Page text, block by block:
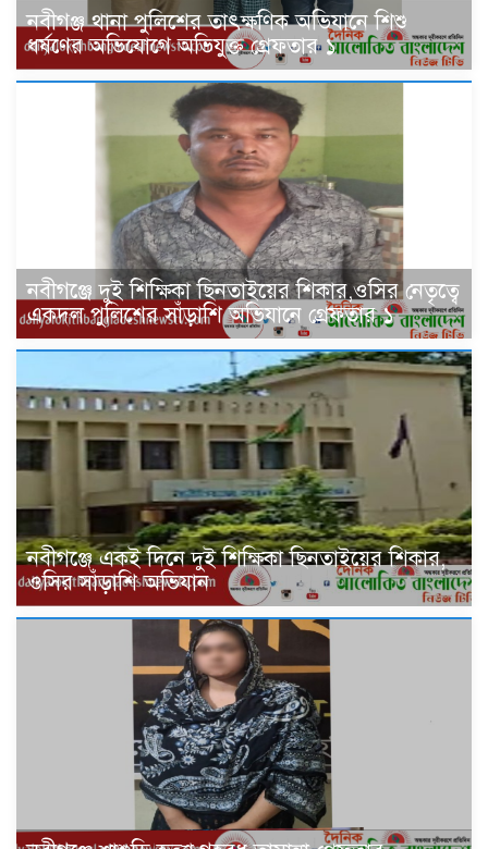
নবীগঞ্জ থানা পুলিশের তাৎক্ষণিক অভিযানে শিশু
ধর্ষণের অভিযোগে অভিযুক্ত গ্রেফতার ১
নবীগঞ্জে দুই শিক্ষিকা ছিনতাইয়ের শিকার,ওসির নেতৃত্বে
একদল পুলিশের সাঁড়াশি অভিযানে গ্রেফতার ১
নবীগঞ্জে একই দিনে দুই শিক্ষিকা ছিনতাইয়ের শিকার,
ওসির সাঁড়াশি অভিযান